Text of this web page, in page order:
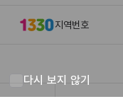
다시 보지 않기
지역번호